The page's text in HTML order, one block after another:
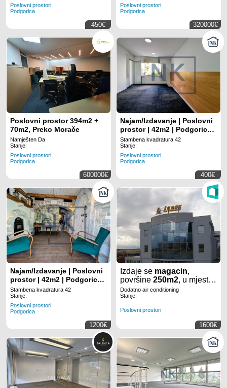
Poslovni prostori
Podgorica
450€
Poslovni prostori
Podgorica
320000€
Poslovni prostor 394m2 +
70m2, Preko Morače
Namješten Da
Stanje:
Poslovni prostori
Podgorica
600000€
Najam/Izdavanje | Poslovni
prostor | 42m2 | Podgorica,
Ljubović
Stambena kvadratura 42
Stanje:
Poslovni prostori
Podgorica
400€
Najam/Izdavanje | Poslovni
prostor | 42m2 | Podgorica,
Centar
Stambena kvadratura 42
Stanje:
Poslovni prostori
Podgorica
1200€
Izdaje se magacin,
površine 250m2, u mjestu
Kuće Rakićau
Podgorici
Dodatno air conditioning
Stanje:
Poslovni prostori
1600€